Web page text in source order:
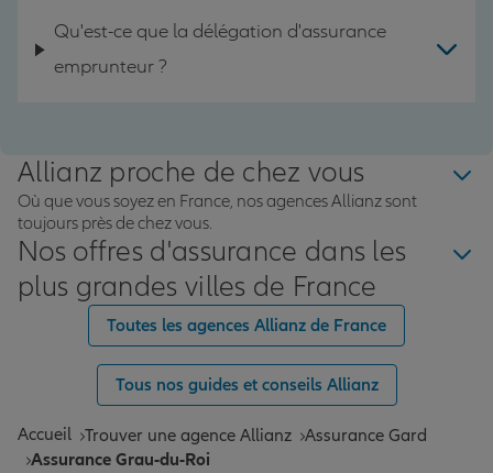
Qu'est-ce que la délégation d'assurance
emprunteur ?
Allianz proche de chez vous
Où que vous soyez en France, nos agences Allianz sont
toujours près de chez vous.
Nos offres d'assurance dans les
plus grandes villes de France
Toutes les agences Allianz de France
Tous nos guides et conseils Allianz
Accueil Trouver une agence Allianz Assurance Gard
Assurance Grau-du-Roi